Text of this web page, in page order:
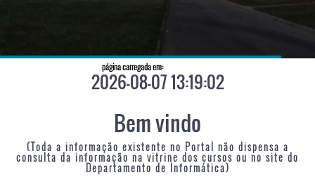
2026-08-07 13:19:02
página carregada em:
Bem vindo
(Toda a informação existente no Portal não dispensa a
consulta da informação na vitrine dos cursos ou no site do
Departamento de Informática)